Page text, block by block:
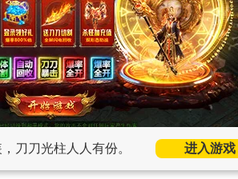
刀刀光柱人人有份。 进入游戏